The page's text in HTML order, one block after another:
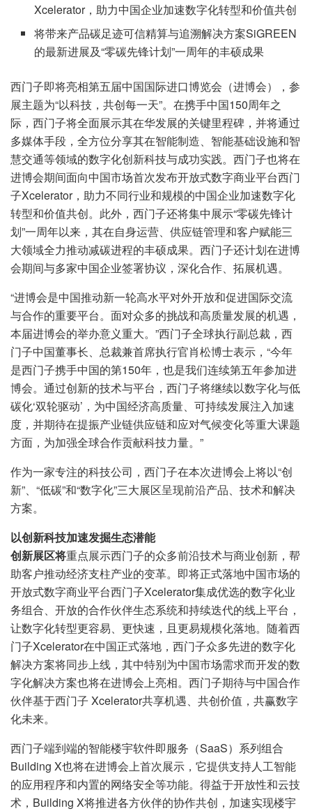
Xcelerator，助力中国企业加速数字化转型和价值共创
将带来产品碳足迹可信精算与追溯解决方案SiGREEN
的最新进展及“零碳先锋计划”一周年的丰硕成果
西门子即将亮相第五届中国国际进口博览会（进博会），参
展主题为“以科技，共创每一天”。在携手中国150周年之
际，西门子将全面展示其在华发展的关键里程碑，并将通过
多媒体手段，全方位分享其在智能制造、智能基础设施和智
慧交通等领域的数字化创新科技与成功实践。西门子也将在
进博会期间面向中国市场首次发布开放式数字商业平台西门
子Xcelerator，助力不同行业和规模的中国企业加速数字化
转型和价值共创。此外，西门子还将集中展示“零碳先锋计
划”一周年以来，其在自身运营、供应链管理和客户赋能三
大领域全力推动减碳进程的丰硕成果。西门子还计划在进博
会期间与多家中国企业签署协议，深化合作、拓展机遇。
“进博会是中国推动新一轮高水平对外开放和促进国际交流
与合作的重要平台。面对众多的挑战和高质量发展的机遇，
本届进博会的举办意义重大。”西门子全球执行副总裁，西
门子中国董事长、总裁兼首席执行官肖松博士表示，“今年
是西门子携手中国的第150年，也是我们连续第五年参加进
博会。通过创新的技术与平台，西门子将继续以数字化与低
碳化‘双轮驱动’，为中国经济高质量、可持续发展注入加速
度，并期待在提振产业链供应链和应对气候变化等重大课题
方面，为加强全球合作贡献科技力量。”
作为一家专注的科技公司，西门子在本次进博会上将以“创
新”、“低碳”和“数字化”三大展区呈现前沿产品、技术和解决
方案。
以创新科技加速发掘生态潜能
创新展区将重点展示西门子的众多前沿技术与商业创新，帮
助客户推动经济支柱产业的变革。即将正式落地中国市场的
开放式数字商业平台西门子Xcelerator集成优选的数字化业
务组合、开放的合作伙伴生态系统和持续迭代的线上平台，
让数字化转型更容易、更快速，且更易规模化落地。随着西
门子Xcelerator在中国正式落地，西门子众多先进的数字化
解决方案将同步上线，其中特别为中国市场需求而开发的数
字化解决方案也将在进博会上亮相。西门子期待与中国合作
伙伴基于西门子 Xcelerator共享机遇、共创价值，共赢数字
化未来。
西门子端到端的智能楼宇软件即服务（SaaS）系列组合
Building X也将在进博会上首次展示，它提供支持人工智能
的应用程序和内置的网络安全等功能。得益于开放性和云技
术，Building X将推进各方伙伴的协作共创，加速实现楼宇